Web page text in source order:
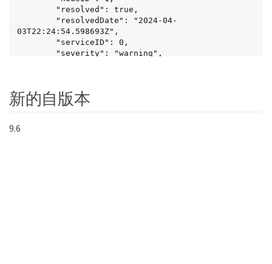
03T22:24:54.598693Z",
        "clusterFaultID": 9,
        "code": "disconnectedClusterPair",
        "date": "2016-04-26T20:40:08.736597Z",
新的自版本
9.6